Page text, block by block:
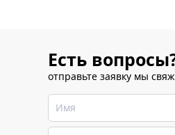
Есть
отправьте заявку мы